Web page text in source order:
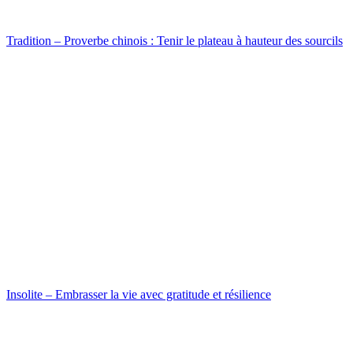
Tradition – Proverbe chinois : Tenir le plateau à hauteur des sourcils
Insolite – Embrasser la vie avec gratitude et résilience